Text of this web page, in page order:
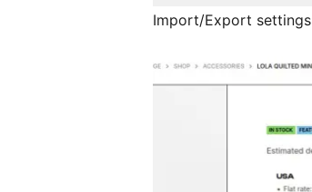
Import/Export settings